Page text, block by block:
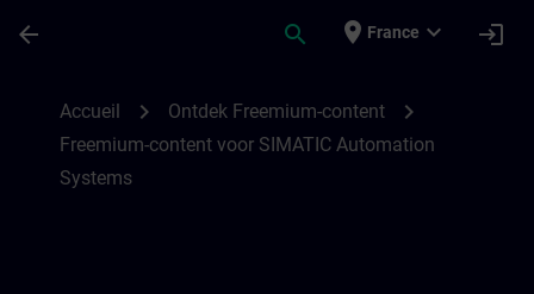
arrow_back search place France expand_more login
Accueil chevron_right Ontdek Freemium-content chevron_right
Freemium-content voor SIMATIC Automation
Systems